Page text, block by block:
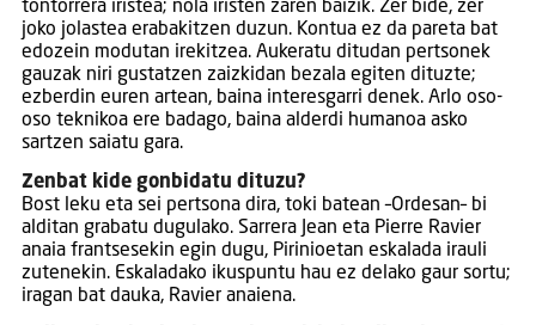
tontorrera iristea; nola iristen zaren baizik. Zer bide, zer
joko jolastea erabakitzen duzun. Kontua ez da pareta bat
edozein modutan irekitzea. Aukeratu ditudan pertsonek
gauzak niri gustatzen zaizkidan bezala egiten dituzte;
ezberdin euren artean, baina interesgarri denek. Arlo oso-
oso teknikoa ere badago, baina alderdi humanoa asko
sartzen saiatu gara.
Zenbat kide gonbidatu dituzu?
Bost leku eta sei pertsona dira, toki batean –Ordesan– bi
alditan grabatu dugulako. Sarrera Jean eta Pierre Ravier
anaia frantsesekin egin dugu, Pirinioetan eskalada irauli
zutenekin. Eskaladako ikuspuntu hau ez delako gaur sortu;
iragan bat dauka, Ravier anaiena.